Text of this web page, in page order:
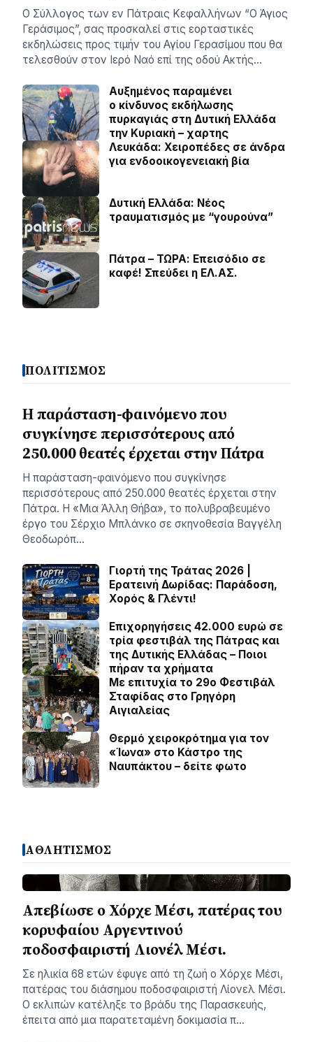
Ο Σύλλογος των εν Πάτραις Κεφαλλήνων “Ο Άγιος
Γεράσιμος”, σας προσκαλεί στις εορταστικές
εκδηλώσεις προς τιμήν του Αγίου Γερασίμου που θα
τελεσθούν στον Ιερό Ναό επί της οδού Ακτής…
Αυξημένος παραμένει
ο κίνδυνος εκδήλωσης
πυρκαγιάς στη Δυτική Ελλάδα
την Κυριακή – χαρτης
Λευκάδα: Χειροπέδες σε άνδρα
για ενδοοικογενειακή βία
Δυτική Ελλάδα: Νέος
τραυματισμός με “γουρούνα”
Πάτρα – ΤΩΡΑ: Επεισόδιο σε
καφέ! Σπεύδει η ΕΛ.ΑΣ.
ΠΟΛΙΤΙΣΜΟΣ
Η παράσταση-φαινόμενο που
συγκίνησε περισσότερους από
250.000 θεατές έρχεται στην Πάτρα
Η παράσταση-φαινόμενο που συγκίνησε
περισσότερους από 250.000 θεατές έρχεται στην
Πάτρα. Η «Μια Άλλη Θήβα», το πολυβραβευμένο
έργο του Σέρχιο Μπλάνκο σε σκηνοθεσία Βαγγέλη
Θεοδωρόπ…
Γιορτή της Τράτας 2026 |
Ερατεινή Δωρίδας: Παράδοση,
Χορός & Γλέντι!
Επιχορηγήσεις 42.000 ευρώ σε
τρία φεστιβάλ της Πάτρας και
της Δυτικής Ελλάδας – Ποιοι
πήραν τα χρήματα
Με επιτυχία το 29ο Φεστιβάλ
Σταφίδας στο Γρηγόρη
Aιγιαλείας
Θερμό χειροκρότημα για τον
«Ίωνα» στο Κάστρο της
Ναυπάκτου – δείτε φωτο
ΑΘΛΗΤΙΣΜΟΣ
Απεβίωσε ο Χόρχε Μέσι, πατέρας του
κορυφαίου Αργεντινού
ποδοσφαιριστή Λιονέλ Μέσι.
Σε ηλικία 68 ετών έφυγε από τη ζωή ο Χόρχε Μέσι,
πατέρας του διάσημου ποδοσφαιριστή Λίονελ Μέσι.
Ο εκλιπών κατέληξε το βράδυ της Παρασκευής,
έπειτα από μια παρατεταμένη δοκιμασία π…